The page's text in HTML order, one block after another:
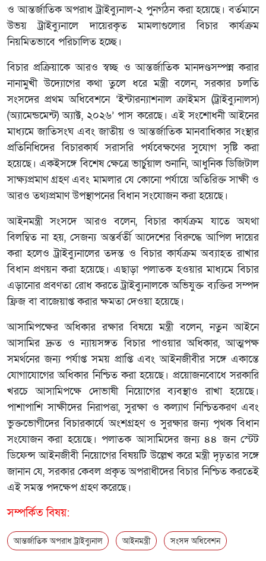
ও আন্তর্জাতিক অপরাধ ট্রাইব্যুনাল-২ পুনর্গঠন করা হয়েছে। বর্তমানে
উভয় ট্রাইব্যুনালে দায়েরকৃত মামলাগুলোর বিচার কার্যক্রম
নিয়মিতভাবে পরিচালিত হচ্ছে।
বিচার প্রক্রিয়াকে আরও স্বচ্ছ ও আন্তর্জাতিক মানদণ্ডসম্পন্ন করার
নানামুখী উদ্যোগের কথা তুলে ধরে মন্ত্রী বলেন, সরকার চলতি
সংসদের প্রথম অধিবেশনে ‘ইন্টারন্যাশনাল ক্রাইমস (ট্রাইব্যুনালস)
(অ্যামেন্ডমেন্ট) অ্যাক্ট, ২০২৬’ পাস করেছে। এই সংশোধনী আইনের
মাধ্যমে জাতিসংঘ এবং জাতীয় ও আন্তর্জাতিক মানবাধিকার সংস্থার
প্রতিনিধিদের বিচারকার্য সরাসরি পর্যবেক্ষণের সুযোগ সৃষ্টি করা
হয়েছে। একইসঙ্গে বিশেষ ক্ষেত্রে ভার্চুয়াল শুনানি, আধুনিক ডিজিটাল
সাক্ষ্যপ্রমাণ গ্রহণ এবং মামলার যে কোনো পর্যায়ে অতিরিক্ত সাক্ষী ও
আরও তথ্যপ্রমাণ উপস্থাপনের বিধান সংযোজন করা হয়েছে।
আইনমন্ত্রী সংসদে আরও বলেন, বিচার কার্যক্রম যাতে অযথা
বিলম্বিত না হয়, সেজন্য অন্তর্বর্তী আদেশের বিরুদ্ধে আপিল দায়ের
করা হলেও ট্রাইব্যুনালের তদন্ত ও বিচার কার্যক্রম অব্যাহত রাখার
বিধান প্রণয়ন করা হয়েছে। এছাড়া পলাতক হওয়ার মাধ্যমে বিচার
এড়ানোর প্রবণতা রোধ করতে ট্রাইব্যুনালকে অভিযুক্ত ব্যক্তির সম্পদ
ফ্রিজ বা বাজেয়াপ্ত করার ক্ষমতা দেওয়া হয়েছে।
আসামিপক্ষের অধিকার রক্ষার বিষয়ে মন্ত্রী বলেন, নতুন আইনে
আসামির দ্রুত ও ন্যায়সঙ্গত বিচার পাওয়ার অধিকার, আত্মপক্ষ
সমর্থনের জন্য পর্যাপ্ত সময় প্রাপ্তি এবং আইনজীবীর সঙ্গে একান্তে
যোগাযোগের অধিকার নিশ্চিত করা হয়েছে। প্রয়োজনবোধে সরকারি
খরচে আসামিপক্ষে দোভাষী নিয়োগের ব্যবস্থাও রাখা হয়েছে।
পাশাপাশি সাক্ষীদের নিরাপত্তা, সুরক্ষা ও কল্যাণ নিশ্চিতকরণ এবং
ভুক্তভোগীদের বিচারকার্যে অংশগ্রহণ ও সুরক্ষার জন্য পৃথক বিধান
সংযোজন করা হয়েছে। পলাতক আসামিদের জন্য ৪৪ জন স্টেট
ডিফেন্স আইনজীবী নিয়োগের বিষয়টি উল্লেখ করে মন্ত্রী দৃঢ়তার সঙ্গে
জানান যে, সরকার কেবল প্রকৃত অপরাধীদের বিচার নিশ্চিত করতেই
এই সমস্ত পদক্ষেপ গ্রহণ করেছে।
সম্পর্কিত বিষয়:
আন্তর্জাতিক অপরাধ ট্রাইব্যুনাল আইনমন্ত্রী সংসদ অধিবেশন